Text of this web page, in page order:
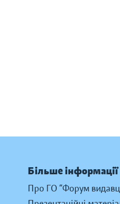
Більше інформації
Про ГО “Форум